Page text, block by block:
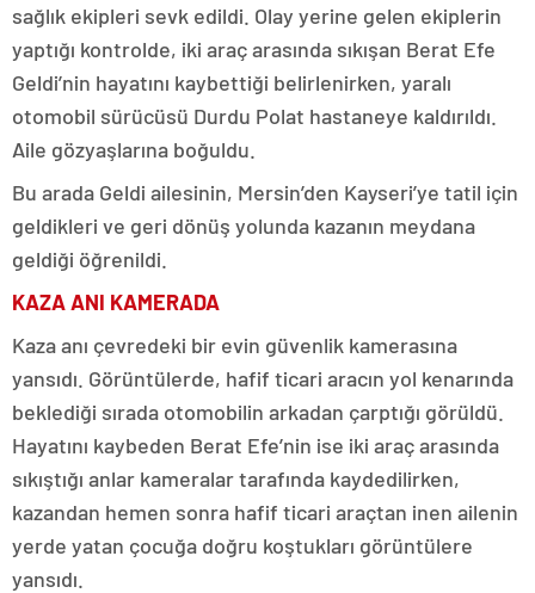
sağlık ekipleri sevk edildi. Olay yerine gelen ekiplerin
yaptığı kontrolde, iki araç arasında sıkışan Berat Efe
Geldi’nin hayatını kaybettiği belirlenirken, yaralı
otomobil sürücüsü Durdu Polat hastaneye kaldırıldı.
Aile gözyaşlarına boğuldu.
Bu arada Geldi ailesinin, Mersin’den Kayseri’ye tatil için
geldikleri ve geri dönüş yolunda kazanın meydana
geldiği öğrenildi.
KAZA ANI KAMERADA
Kaza anı çevredeki bir evin güvenlik kamerasına
yansıdı. Görüntülerde, hafif ticari aracın yol kenarında
beklediği sırada otomobilin arkadan çarptığı görüldü.
Hayatını kaybeden Berat Efe’nin ise iki araç arasında
sıkıştığı anlar kameralar tarafında kaydedilirken,
kazandan hemen sonra hafif ticari araçtan inen ailenin
yerde yatan çocuğa doğru koştukları görüntülere
yansıdı.